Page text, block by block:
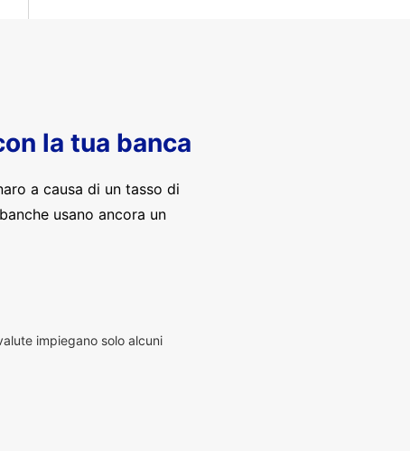
la tua banca
a causa di un tasso di
usano ancora un
impiegano solo alcuni